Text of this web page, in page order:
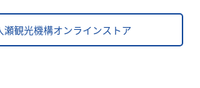
瀬観光機構オンラインストア